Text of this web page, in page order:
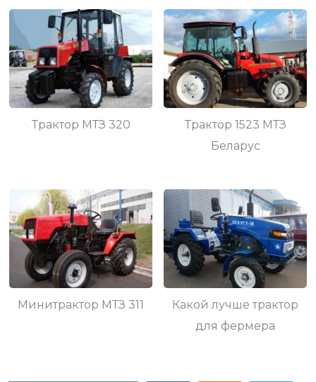
Трактор МТЗ 320
Трактор 1523 МТЗ
Беларус
Минитрактор МТЗ 311
Какой лучше трактор
для фермера